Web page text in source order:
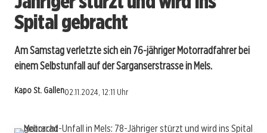
Spital gebracht
Am Samstag verletzte sich ein 76-jähriger Motorradfahrer bei
einem Selbstunfall auf der Sarganserstrasse in Mels.
Kapo St. Gallen02.11.2024, 12:11 Uhr